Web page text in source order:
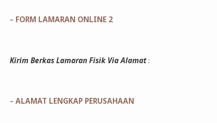
– FORM LAMARAN ONLINE 2
Kirim Berkas Lamaran Fisik Via Alamat:
– ALAMAT LENGKAP PERUSAHAAN